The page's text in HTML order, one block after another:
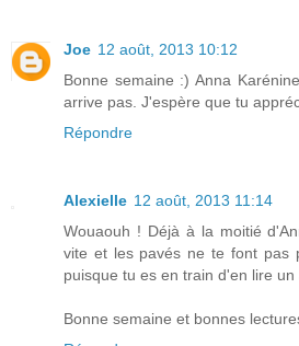
Joe 12 août, 2013 10:12
Bonne semaine :) Anna
arrive pas. J'espère que tu
Répondre
Alexielle 12 août, 2013 11:14
Wouaouh ! Déjà à la moitié
vite et les pavés ne te font pas
puisque tu es en train d'en lire un
Bonne semaine et bonnes